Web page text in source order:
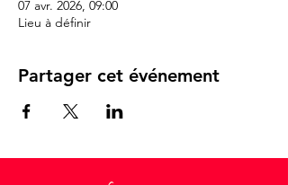
07 avr. 2026, 09:00
Lieu à définir
Partager cet événement